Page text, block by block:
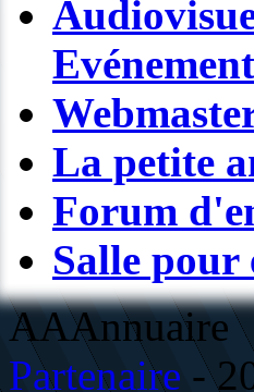
La petite
Forum
Salle pour
AAAnnuaire
Partenaire -